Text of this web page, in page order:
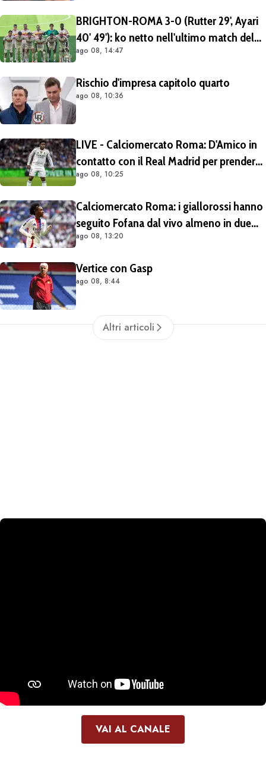
BRIGHTON-ROMA 3-0 (Rutter 29', Ayari
40' 49'): ko netto nell'ultimo match del
tour britannico (FOTO e VIDEO)
ago 08, 14:47
Rischio d'impresa capitolo quarto
ago 08, 10:36
LIVE - Calciomercato Roma: D'Amico in
contatto con il Real Madrid per prendere
Endrick in prestito con diritto di riscatto.
ago 08, 10:25
Calciomercato Roma: i giallorossi hanno
seguito Fofana dal vivo almeno in due
occasioni. Costa 40/45 milioni
ago 08, 13:20
Vertice con Gasp
ago 08, 8:44
Altri articoli
VAI AL CANALE